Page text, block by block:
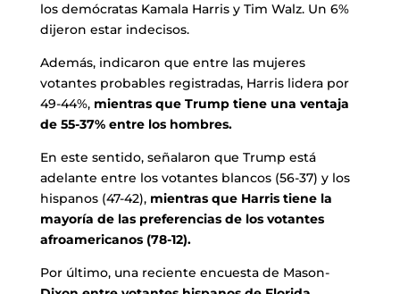
los demócratas Kamala Harris y Tim Walz. Un 6%
dijeron estar indecisos.
Además, indicaron que entre las mujeres
votantes probables registradas, Harris lidera por
49-44%, mientras que Trump tiene una ventaja
de 55-37% entre los hombres.
En este sentido, señalaron que Trump está
adelante entre los votantes blancos (56-37) y los
hispanos (47-42), mientras que Harris tiene la
mayoría de las preferencias de los votantes
afroamericanos (78-12).
Por último, una reciente encuesta de Mason-